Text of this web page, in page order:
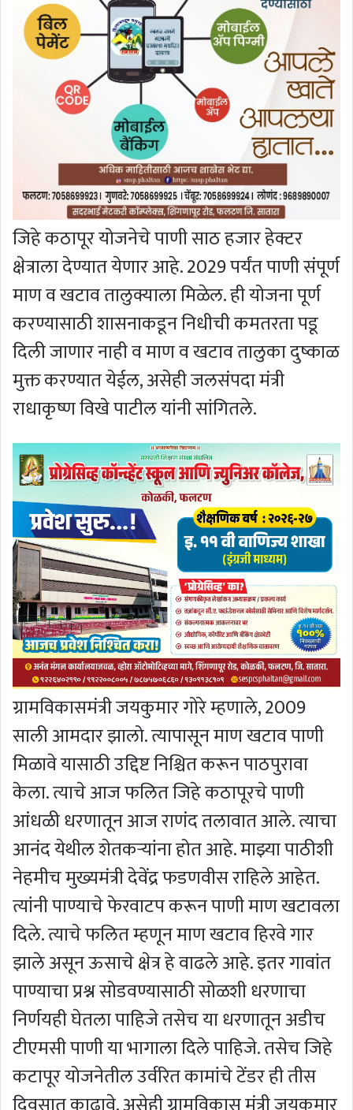
जिहे कठापूर योजनेचे पाणी साठ हजार हेक्टर
क्षेत्राला देण्यात येणार आहे. 2029 पर्यंत पाणी संपूर्ण
माण व खटाव तालुक्याला मिळेल. ही योजना पूर्ण
करण्यासाठी शासनाकडून निधीची कमतरता पडू
दिली जाणार नाही व माण व खटाव तालुका दुष्काळ
मुक्त करण्यात येईल, असेही जलसंपदा मंत्री
राधाकृष्ण विखे पाटील यांनी सांगितले.
ग्रामविकासमंत्री जयकुमार गोरे म्हणाले, 2009
साली आमदार झालो. त्यापासून माण खटाव पाणी
मिळावे यासाठी उद्दिष्ट निश्चित करून पाठपुरावा
केला. त्याचे आज फलित जिहे कठापूरचे पाणी
आंधळी धरणातून आज राणंद तलावात आले. त्याचा
आनंद येथील शेतकर्‍यांना होत आहे. माझ्या पाठीशी
नेहमीच मुख्यमंत्री देवेंद्र फडणवीस राहिले आहेत.
त्यांनी पाण्याचे फेरवाटप करून पाणी माण खटावला
दिले. त्याचे फलित म्हणून माण खटाव हिरवे गार
झाले असून ऊसाचे क्षेत्र हे वाढले आहे. इतर गावांत
पाण्याचा प्रश्न सोडवण्यासाठी सोळशी धरणाचा
निर्णयही घेतला पाहिजे तसेच या धरणातून अडीच
टीएमसी पाणी या भागाला दिले पाहिजे. तसेच जिहे
कटापूर योजनेतील उर्वरित कामांचे टेंडर ही तीस